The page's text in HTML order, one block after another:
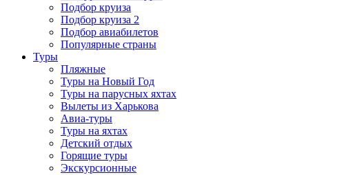
Подбор круиза
Подбор круиза 2
Подбор авиабилетов
Популярные страны
Туры
Пляжные
Туры на Новый Год
Туры на парусных яхтах
Вылеты из Харькова
Авиа-туры
Туры на яхтах
Детский отдых
Горящие туры
Экскурсионные